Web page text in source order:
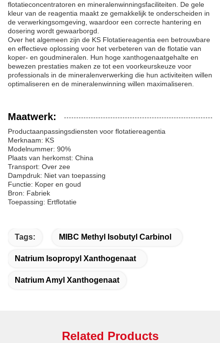
flotatieconcentratoren en mineralenwinningsfaciliteiten. De gele
kleur van de reagentia maakt ze gemakkelijk te onderscheiden in
de verwerkingsomgeving, waardoor een correcte hantering en
dosering wordt gewaarborgd.
Over het algemeen zijn de KS Flotatiereagentia een betrouwbare
en effectieve oplossing voor het verbeteren van de flotatie van
koper- en goudmineralen. Hun hoge xanthogenaatgehalte en
bewezen prestaties maken ze tot een voorkeurskeuze voor
professionals in de mineralenverwerking die hun activiteiten willen
optimaliseren en de mineralenwinning willen maximaliseren.
Maatwerk:
Productaanpassingsdiensten voor flotatiereagentia
Merknaam: KS
Modelnummer: 90%
Plaats van herkomst: China
Transport: Over zee
Dampdruk: Niet van toepassing
Functie: Koper en goud
Bron: Fabriek
Toepassing: Ertflotatie
Tags: MIBC Methyl Isobutyl Carbinol
Natrium Isopropyl Xanthogenaat
Natrium Amyl Xanthogenaat
Related Products